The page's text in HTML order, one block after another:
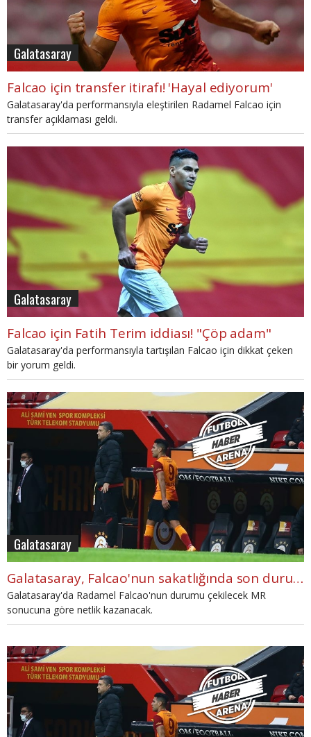
Galatasaray
Falcao için transfer itirafı! 'Hayal ediyorum'
Galatasaray'da performansıyla eleştirilen Radamel Falcao için
transfer açıklaması geldi.
Galatasaray
Falcao için Fatih Terim iddiası! "Çöp adam"
Galatasaray'da performansıyla tartışılan Falcao için dikkat çeken
bir yorum geldi.
Galatasaray
Galatasaray, Falcao'nun sakatlığında son durumu açıkladı
Galatasaray'da Radamel Falcao'nun durumu çekilecek MR
sonucuna göre netlik kazanacak.